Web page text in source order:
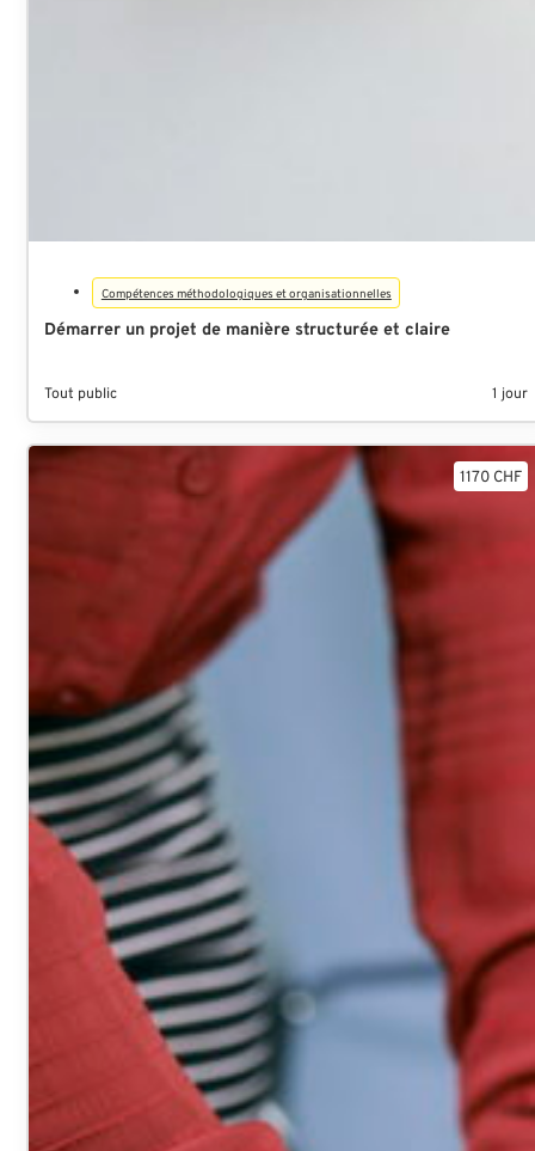
Compétences méthodologiques et organisationnelles
Démarrer un projet de manière structurée et claire
Tout public 1 jour
1170 CHF